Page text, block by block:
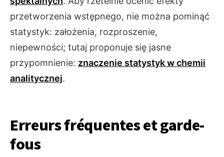
przetworzenia wstępnego, nie można pominąć
statystyk: założenia, rozproszenie,
niepewności; tutaj proponuje się jasne
przypomnienie: znaczenie statystyk w chemii
analitycznej.
Erreurs fréquentes et garde-
fous